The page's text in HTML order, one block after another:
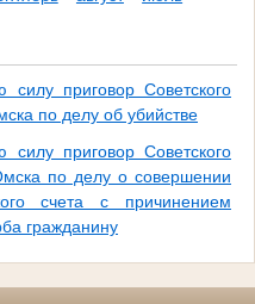
силу приговор Советского
по делу об убийстве
силу приговор Советского
по делу о совершении
счета с причинением
гражданину